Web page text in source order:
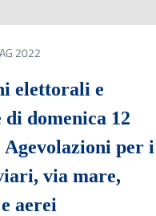
2022
elettorali e
domenica 12
Agevolazioni per i
via mare,
aerei